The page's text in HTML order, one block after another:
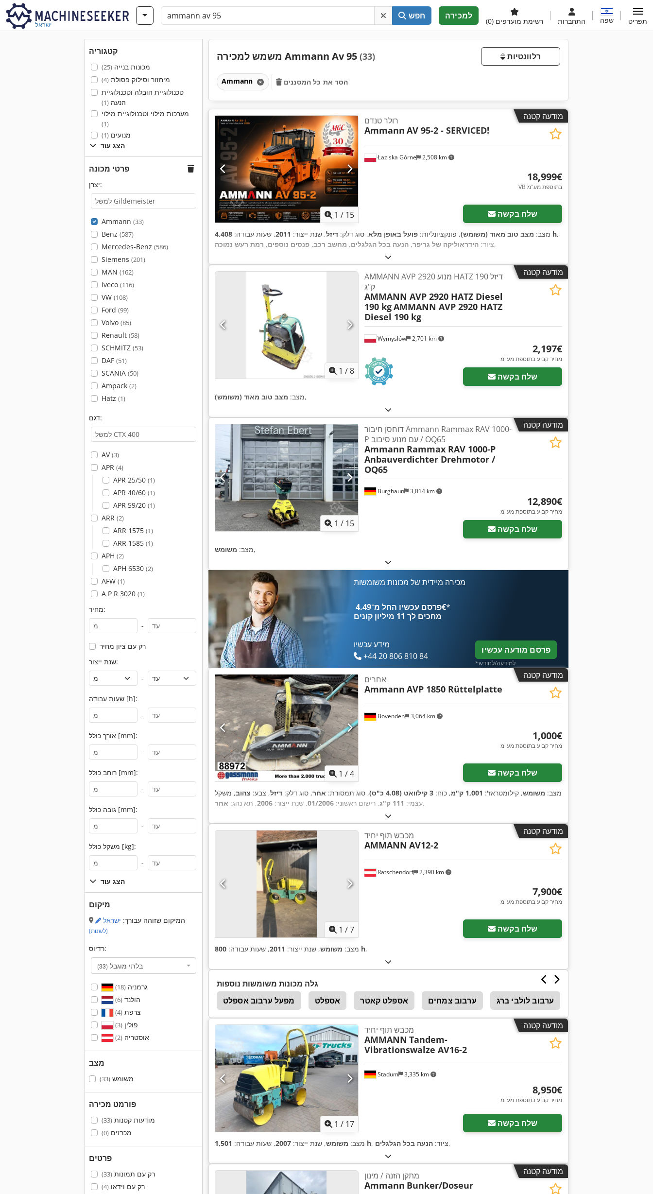
ישראל
חפש למכירה
רשימת מועדפים (0) התחברות שפה תפריט
קטגוריה
מכונות בנייה(25)
מיחזור וסילוק פסולת(4)
טכנולוגיית הובלה וטכנולוגיית
הנעה(1)
מערכות מילוי וטכנולוגיית מילוי
(1)
מנועים(1)
הצג עוד
פרטי מכונה
יצרן:
Ammann (33)
Benz (587)
Mercedes-Benz (586)
Siemens (201)
MAN (162)
Iveco (116)
VW (108)
Ford (99)
Volvo (85)
Renault (58)
SCHMITZ (53)
DAF (51)
SCANIA (50)
Ampack (2)
Hatz (1)
דגם:
AV(3)
APR (4)
APR 25/50 (1)
APR 40/60 (1)
APR 59/20 (1)
ARR (2)
ARR 1575 (1)
ARR 1585 (1)
APH (2)
APH 6530 (2)
AFW (1)
A P R 3020 (1)
מחיר:
-
רק עם ציון מחיר
שנת ייצור:
-
שעות עבודה [h]:
-
אורך כולל [mm]:
-
רוחב כולל [mm]:
-
גובה כולל [mm]:
-
משקל כולל [kg]:
-
הצג עוד
מיקום
המיקום שזוהה עבורך: ישראל
(לשנות)
רדיוס:
בלתי מוגבל (33)
גרמניה(18)
הולנד(6)
צרפת(4)
פולין(3)
אוסטריה(2)
מצב
משומש(33)
פורמט מכירה
מודעות קטנות(33)
מכרזים(0)
פרטים
רק עם תמונות(33)
רק עם וידאו(4)
משמש למכירה Ammann Av 95 (33) רלוונטיות
Ammann הסר את כל המסננים
מודעה קטנה
1 / 15
Łaziska Górne 2,508 km
רולר טנדם
Ammann AV 95-2 - SERVICED!
‏18,999 ‏€
VB בתוספת מע"מ
שלח בקשה
מצב: מצב טוב מאוד (משומש), פונקציונליות: פועל באופן מלא, סוג דלק: דיזל, שנת ייצור: 2011, שעות עבודה: 4,408 h,
ציוד: הידראוליקה של גריפר, הנעה בכל הגלגלים, מחשב רכב, פנסים נוספים, רמת רעש נמוכה ,
מודעה קטנה
1 /8
Wymysłów 2,701 km
AMMANN AVP 2920 מנוע HATZ דיזל 190
ק"ג
AMMANN AVP 2920 HATZ Diesel
190 kgAMMANN AVP 2920 HATZ
Diesel 190 kg
‏2,197 ‏€
מחיר קבוע בתוספת מע"מ
שלח בקשה
מצב: מצב טוב מאוד (משומש) ,
מודעה קטנה
1 / 15
Burghaun 3,014 km
דוחסן חיבור Ammann Rammax RAV 1000-
P עם מנוע סיבוב / OQ65
Ammann Rammax RAV 1000-P
Anbauverdichter Drehmotor /
OQ65
‏12,890 ‏€
מחיר קבוע בתוספת מע"מ
שלח בקשה
מצב: משומש ,
מכירה מיידית של מכונות משומשות
פרסם עכשיו החל מ־‏4.49 ‏€*
מחכים לך 11 מיליון קונים
מידע עכשיו
+44 20 806 810 84
פרסם מודעה עכשיו
*למודעה/לחודש
מודעה קטנה
1 /4
Bovenden 3,064 km
אחרים
Ammann AVP 1850 Rüttelplatte
‏1,000 ‏€
מחיר קבוע בתוספת מע"מ
שלח בקשה
מצב: משומש, קילומטראז': 1,001 ק"מ , כוח: 3 קילוואט (4.08 כ"ס) , סוג תמסורת: אחר, סוג דלק: דיזל, צבע: צהוב, משקל
עצמי: 111 ק"ג , רישום ראשוני: 01/2006, שנת ייצור: 2006, תא נהג: אחר ,
מודעה קטנה
1 /7
Ratschendorf 2,390 km
מכבש תוף יחיד
AMMANN AV12-2
‏7,900 ‏€
מחיר קבוע בתוספת מע"מ
שלח בקשה
מצב: משומש, שנת ייצור: 2011, שעות עבודה: 800 h,
גלה מכונות משומשות נוספות
מפעל ערבוב אספלט
אספלט אספלט קאטר ערבוב צמחים ערבוב לולבי ברג Hamm 3518
מודעה קטנה
1 / 17
Stadum 3,335 km
מכבש תוף יחיד
AMMANN Tandem-
Vibrationswalze AV16-2
‏8,950 ‏€
מחיר קבוע בתוספת מע"מ
שלח בקשה
מצב: משומש, שנת ייצור: 2007, שעות עבודה: 1,501 h , ציוד: הנעה בכל הגלגלים ,
מודעה קטנה מתקן הזנה / מינון
Ammann Bunker/Doseur